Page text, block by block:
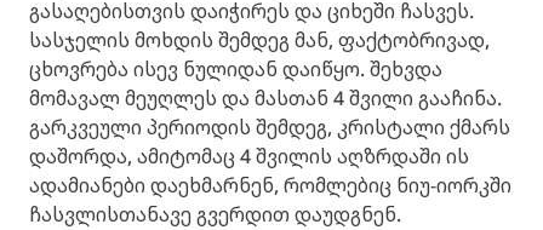
გასაღებისთვის დაიჭირეს და ციხეში ჩასვეს.
სასჯელის მოხდის შემდეგ მან, ფაქტობრივად,
ცხოვრება ისევ ნულიდან დაიწყო. შეხვდა
მომავალ მეუღლეს და მასთან 4 შვილი გააჩინა.
გარკვეული პერიოდის შემდეგ, კრისტალი ქმარს
დაშორდა, ამიტომაც 4 შვილის აღზრდაში ის
ადამიანები დაეხმარნენ, რომლებიც ნიუ-იორკში
ჩასვლისთანავე გვერდით დაუდგნენ.